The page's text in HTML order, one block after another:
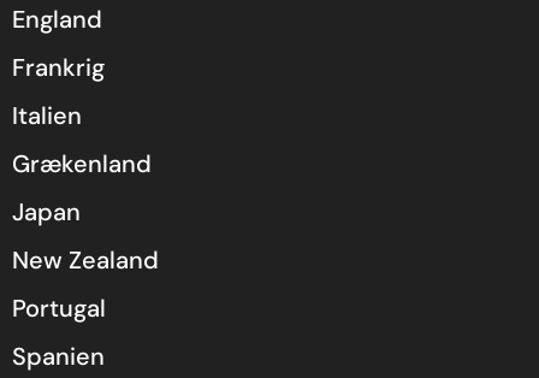
England
Frankrig
Italien
Grækenland
Japan
New Zealand
Portugal
Spanien